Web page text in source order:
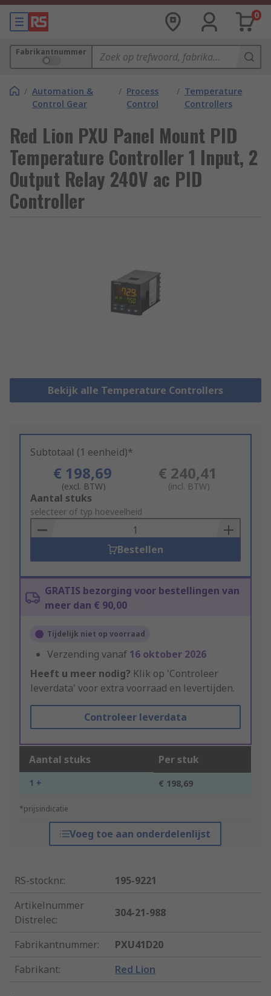
0
Fabrikantnummer
/ Automation &
Control Gear
/ Process
Control
/ Temperature
Controllers
Red Lion PXU Panel Mount PID
Temperature Controller 1 Input, 2
Output Relay 240V ac PID
Controller
Bekijk alle Temperature Controllers
Subtotaal (1 eenheid)*
€ 198,69
(excl. BTW)
€ 240,41
(incl. BTW)
Add
to
Basket
Aantal stuks
selecteer of typ hoeveelheid
Bestellen
GRATIS bezorging voor bestellingen van
meer dan € 90,00
Tijdelijk niet op voorraad
Verzending vanaf 16 oktober 2026
Heeft u meer nodig? Klik op 'Controleer
leverdata' voor extra voorraad en levertijden.
Controleer leverdata
Aantal stuks Per stuk
1 + € 198,69
*prijsindicatie
Voeg toe aan onderdelenlijst
RS-stocknr.:
195-9221
Artikelnummer
Distrelec:
304-21-988
Fabrikantnummer:
PXU41D20
Fabrikant: Red Lion